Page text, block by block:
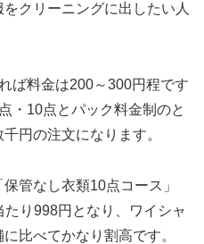
クリーニングに出したい人
ば料金は200～300円程です
・10点とパック料金制のと
円の注文になります。
管なし衣類10点コース」
り998円となり、ワイシャ
比べてかなり割高です。